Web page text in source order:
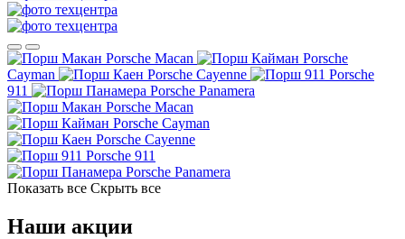
Porsche Macan
Porsche
Cayman
Porsche Cayenne
Porsche
911
Porsche Panamera
Porsche Macan
Porsche Cayman
Porsche Cayenne
Porsche 911
Porsche Panamera
Показать все Скрыть все
Наши акции